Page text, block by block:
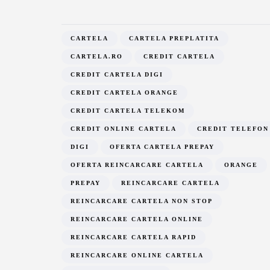
CARTELA CARTELA PREPLATITA
CARTELA.RO CREDIT CARTELA
CREDIT CARTELA DIGI
CREDIT CARTELA ORANGE
CREDIT CARTELA TELEKOM
CREDIT ONLINE CARTELA CREDIT TELEFON
DIGI OFERTA CARTELA PREPAY
OFERTA REINCARCARE CARTELA ORANGE
PREPAY REINCARCARE CARTELA
REINCARCARE CARTELA NON STOP
REINCARCARE CARTELA ONLINE
REINCARCARE CARTELA RAPID
REINCARCARE ONLINE CARTELA
ce este, cum se
avantaje
deblocarea
ai uitat codul